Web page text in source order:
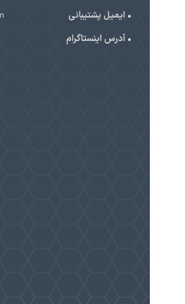
ایمیل پشتیبانی
آدرس اینستاگرام